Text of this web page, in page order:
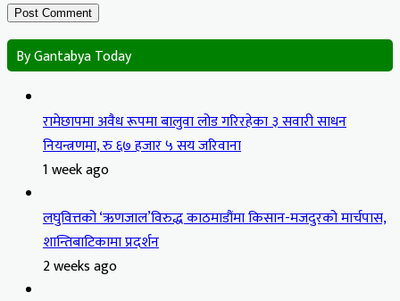
By Gantabya Today
रामेछापमा अवैध रूपमा बालुवा लोड गरिरहेका ३ सवारी साधन
नियन्त्रणमा, रु ६७ हजार ५ सय जरिवाना
1 week ago
लघुवित्तको ‘ऋणजाल’विरुद्ध काठमाडौंमा किसान-मजदुरको मार्चपास,
शान्तिबाटिकामा प्रदर्शन
2 weeks ago